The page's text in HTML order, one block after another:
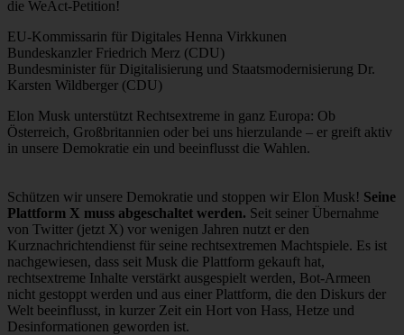
die WeAct-Petition!
EU-Kommissarin für Digitales Henna Virkkunen
Bundeskanzler Friedrich Merz (CDU)
Bundesminister für Digitalisierung und Staatsmodernisierung Dr.
Karsten Wildberger (CDU)
Elon Musk unterstützt Rechtsextreme in ganz Europa: Ob
Österreich, Großbritannien oder bei uns hierzulande – er greift aktiv
in unsere Demokratie ein und beeinflusst die Wahlen.
Schützen wir unsere Demokratie und stoppen wir Elon Musk! Seine
Plattform X muss abgeschaltet werden. Seit seiner Übernahme
von Twitter (jetzt X) vor wenigen Jahren nutzt er den
Kurznachrichtendienst für seine rechtsextremen Machtspiele. Es ist
nachgewiesen, dass seit Musk die Plattform gekauft hat,
rechtsextreme Inhalte verstärkt ausgespielt werden, Bot-Armeen
nicht gestoppt werden und aus einer Plattform, die den Diskurs der
Welt beeinflusst, in kurzer Zeit ein Hort von Hass, Hetze und
Desinformationen geworden ist.